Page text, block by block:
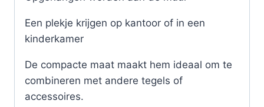
Een plekje krijgen op kantoor of in een
kinderkamer
De compacte maat maakt hem ideaal om te
combineren met andere tegels of
accessoires.